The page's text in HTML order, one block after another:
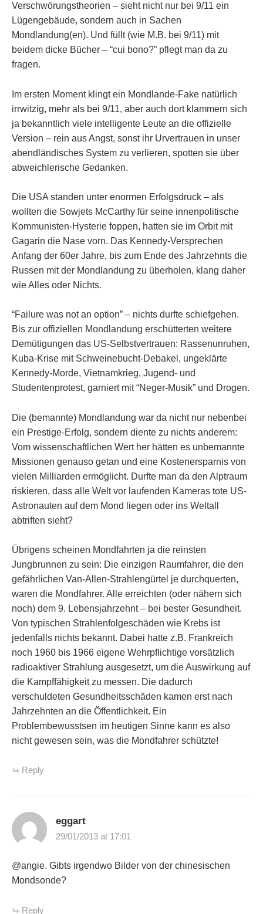
Verschwörungstheorien – sieht nicht nur bei 9/11 ein
Lügengebäude, sondern auch in Sachen
Mondlandung(en). Und füllt (wie M.B. bei 9/11) mit
beidem dicke Bücher – “cui bono?” pflegt man da zu
fragen.
Im ersten Moment klingt ein Mondlande-Fake natürlich
irrwitzig, mehr als bei 9/11, aber auch dort klammern sich
ja bekanntlich viele intelligente Leute an die offizielle
Version – rein aus Angst, sonst ihr Urvertrauen in unser
abendländisches System zu verlieren, spotten sie über
abweichlerische Gedanken.
Die USA standen unter enormen Erfolgsdruck – als
wollten die Sowjets McCarthy für seine innenpolitische
Kommunisten-Hysterie foppen, hatten sie im Orbit mit
Gagarin die Nase vorn. Das Kennedy-Versprechen
Anfang der 60er Jahre, bis zum Ende des Jahrzehnts die
Russen mit der Mondlandung zu überholen, klang daher
wie Alles oder Nichts.
“Failure was not an option” – nichts durfte schiefgehen.
Bis zur offiziellen Mondlandung erschütterten weitere
Demütigungen das US-Selbstvertrauen: Rassenunruhen,
Kuba-Krise mit Schweinebucht-Debakel, ungeklärte
Kennedy-Morde, Vietnamkrieg, Jugend- und
Studentenprotest, garniert mit “Neger-Musik” und Drogen.
Die (bemannte) Mondlandung war da nicht nur nebenbei
ein Prestige-Erfolg, sondern diente zu nichts anderem:
Vom wissenschaftlichen Wert her hätten es unbemannte
Missionen genauso getan und eine Kostenersparnis von
vielen Milliarden ermöglicht. Durfte man da den Alptraum
riskieren, dass alle Welt vor laufenden Kameras tote US-
Astronauten auf dem Mond liegen oder ins Weltall
abtriften sieht?
Übrigens scheinen Mondfahrten ja die reinsten
Jungbrunnen zu sein: Die einzigen Raumfahrer, die den
gefährlichen Van-Allen-Strahlengürtel je durchquerten,
waren die Mondfahrer. Alle erreichten (oder nähern sich
noch) dem 9. Lebensjahrzehnt – bei bester Gesundheit.
Von typischen Strahlenfolgeschäden wie Krebs ist
jedenfalls nichts bekannt. Dabei hatte z.B. Frankreich
noch 1960 bis 1966 eigene Wehrpflichtige vorsätzlich
radioaktiver Strahlung ausgesetzt, um die Auswirkung auf
die Kampffähigkeit zu messen. Die dadurch
verschuldeten Gesundheitsschäden kamen erst nach
Jahrzehnten an die Öffentlichkeit. Ein
Problembewusstsen im heutigen Sinne kann es also
nicht gewesen sein, was die Mondfahrer schützte!
Reply
eggart
29/01/2013 at 17:01
@angie. Gibts irgendwo Bilder von der chinesischen
Mondsonde?
Reply